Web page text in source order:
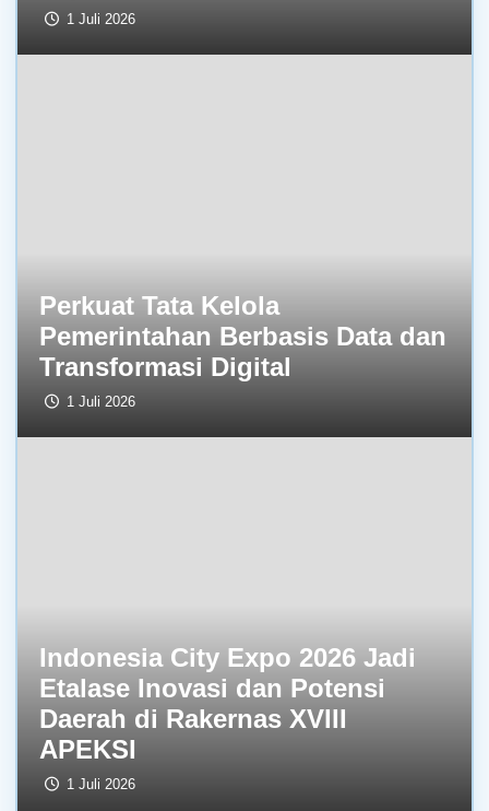
1 Juli 2026
Perkuat Tata Kelola
Pemerintahan Berbasis Data dan
Transformasi Digital
1 Juli 2026
Indonesia City Expo 2026 Jadi
Etalase Inovasi dan Potensi
Daerah di Rakernas XVIII
APEKSI
1 Juli 2026